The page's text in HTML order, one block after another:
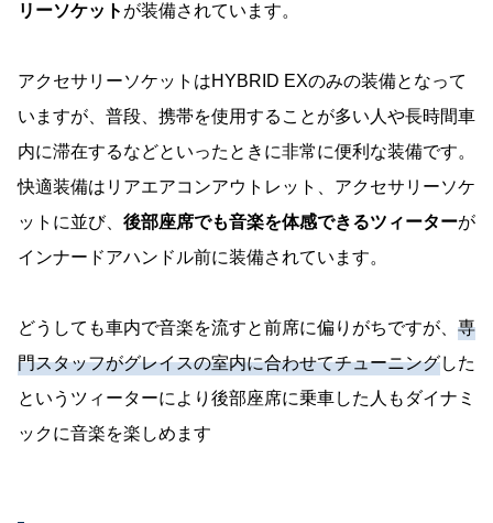
リーソケット が装備されています。
アクセサリーソケットはHYBRID EXのみの装備となって
いますが、普段、携帯を使用することが多い人や長時間車
内に滞在するなどといったときに非常に便利な装備です。
快適装備はリアエアコンアウトレット、アクセサリーソケ
ットに並び、 後部座席でも音楽を体感できるツィーターが
インナードアハンドル前に装備されています。
どうしても車内で音楽を流すと前席に偏りがちですが、 専
門スタッフがグレイスの室内に合わせてチューニングした
というツィーターにより後部座席に乗車した人もダイナミ
ックに音楽を楽しめます